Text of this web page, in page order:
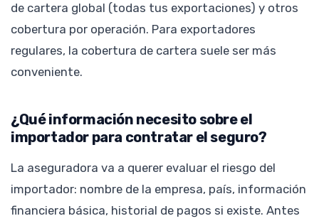
de cartera global (todas tus exportaciones) y otros
cobertura por operación. Para exportadores
regulares, la cobertura de cartera suele ser más
conveniente.
¿Qué información necesito sobre el
importador para contratar el seguro?
La aseguradora va a querer evaluar el riesgo del
importador: nombre de la empresa, país, información
financiera básica, historial de pagos si existe. Antes